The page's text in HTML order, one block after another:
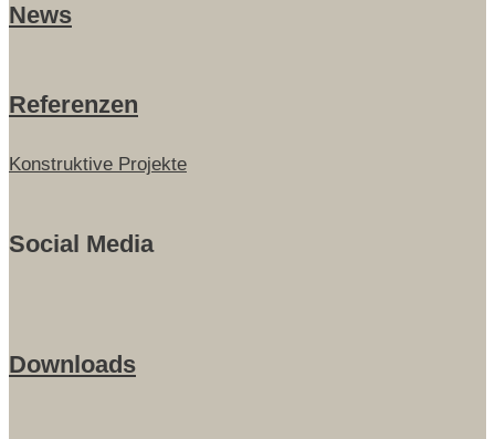
News
Referenzen
Konstruktive Projekte
Social Media
Downloads